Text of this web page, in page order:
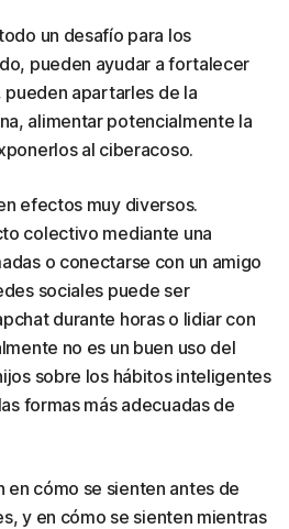
un desafío para los
pueden ayudar a fortalecer
apartarles de la
alimentar potencialmente la
al ciberacoso.
efectos muy diversos.
colectivo mediante una
o conectarse con un amigo
sociales puede ser
durante horas o lidiar con
no es un buen uso del
sobre los hábitos inteligentes
formas más adecuadas de
en cómo se sienten antes de
y en cómo se sienten mientras